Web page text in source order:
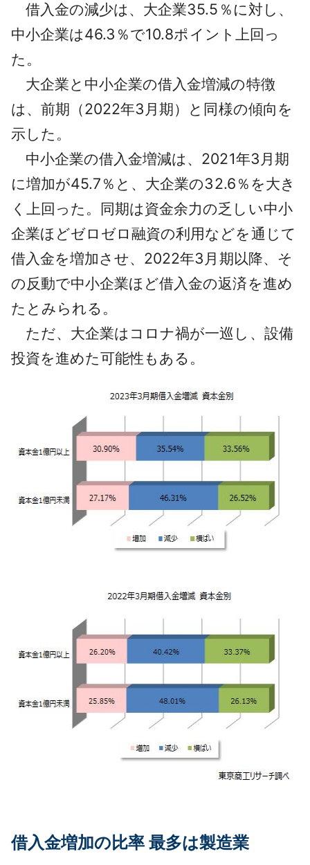
借入金の減少は、大企業35.5％に対し、
中小企業は46.3％で10.8ポイント上回っ
た。
大企業と中小企業の借入金増減の特徴
は、前期（2022年3月期）と同様の傾向を
示した。
中小企業の借入金増減は、2021年3月期
に増加が45.7％と、大企業の32.6％を大き
く上回った。同期は資金余力の乏しい中小
企業ほどゼロゼロ融資の利用などを通じて
借入金を増加させ、2022年3月期以降、そ
の反動で中小企業ほど借入金の返済を進め
たとみられる。
ただ、大企業はコロナ禍が一巡し、設備
投資を進めた可能性もある。
借入金増加の比率 最多は製造業